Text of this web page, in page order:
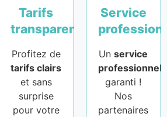
Tarifs
transparents
Profitez de
tarifs clairs
et sans
surprise
pour votre
Service
Unservice
professionnel
garanti !
Nos
partenaires